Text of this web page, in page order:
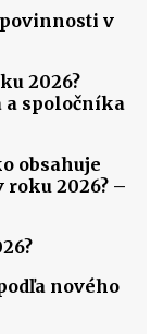
v
2026?
a spoločníka
obsahuje
2026? –
nového